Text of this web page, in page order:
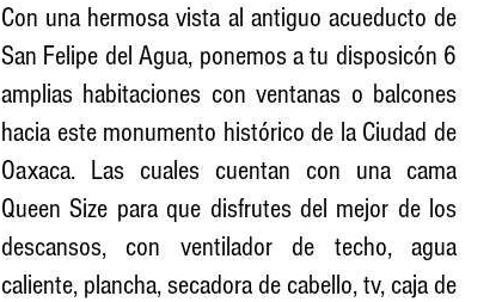
Con una hermosa vista al antiguo acueducto de
San Felipe del Agua, ponemos a tu disposicón 6
amplias habitaciones con ventanas o balcones
hacia este monumento histórico de la Ciudad de
Oaxaca. Las cuales cuentan con una cama
Queen Size para que disfrutes del mejor de los
descansos, con ventilador de techo, agua
caliente, plancha, secadora de cabello, tv, caja de